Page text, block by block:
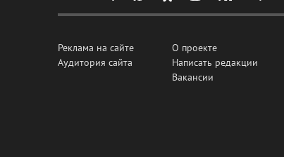
Реклама на сайте
Аудитория сайта
О проекте
Написать редакции
Вакансии